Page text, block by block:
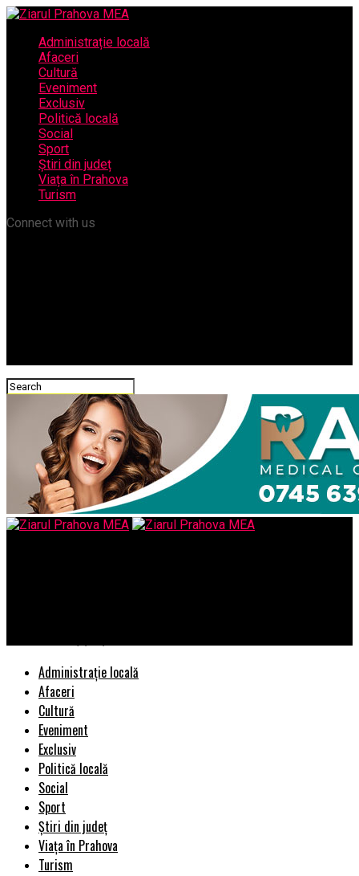
Administrație locală
Afaceri
Cultură
Eveniment
Exclusiv
Politică locală
Social
Sport
Știri din județ
Viața în Prahova
Turism
Connect with us
Administrație locală
Afaceri
Cultură
Eveniment
Exclusiv
Politică locală
Social
Sport
Știri din județ
Viața în Prahova
Turism